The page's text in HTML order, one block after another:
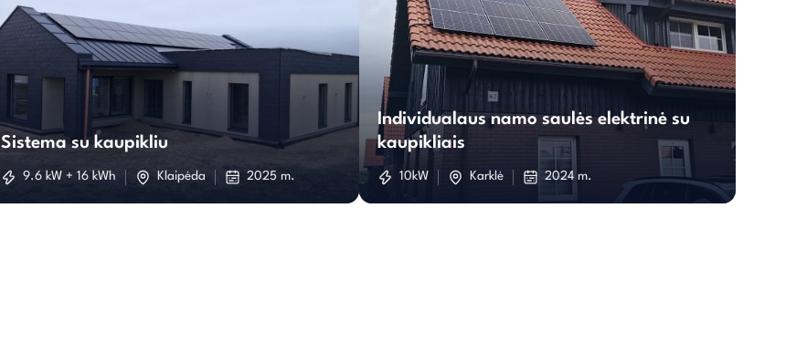
Sistema
su
Sistema su kaupikliu
9.6 kW + 16 kWh Klaipėda 2025 m.
Individualaus
namo
saulės
elektrinė
Individualaus namo saulės elektrinė su
kaupikliais
10kW Karklė 2024 m.